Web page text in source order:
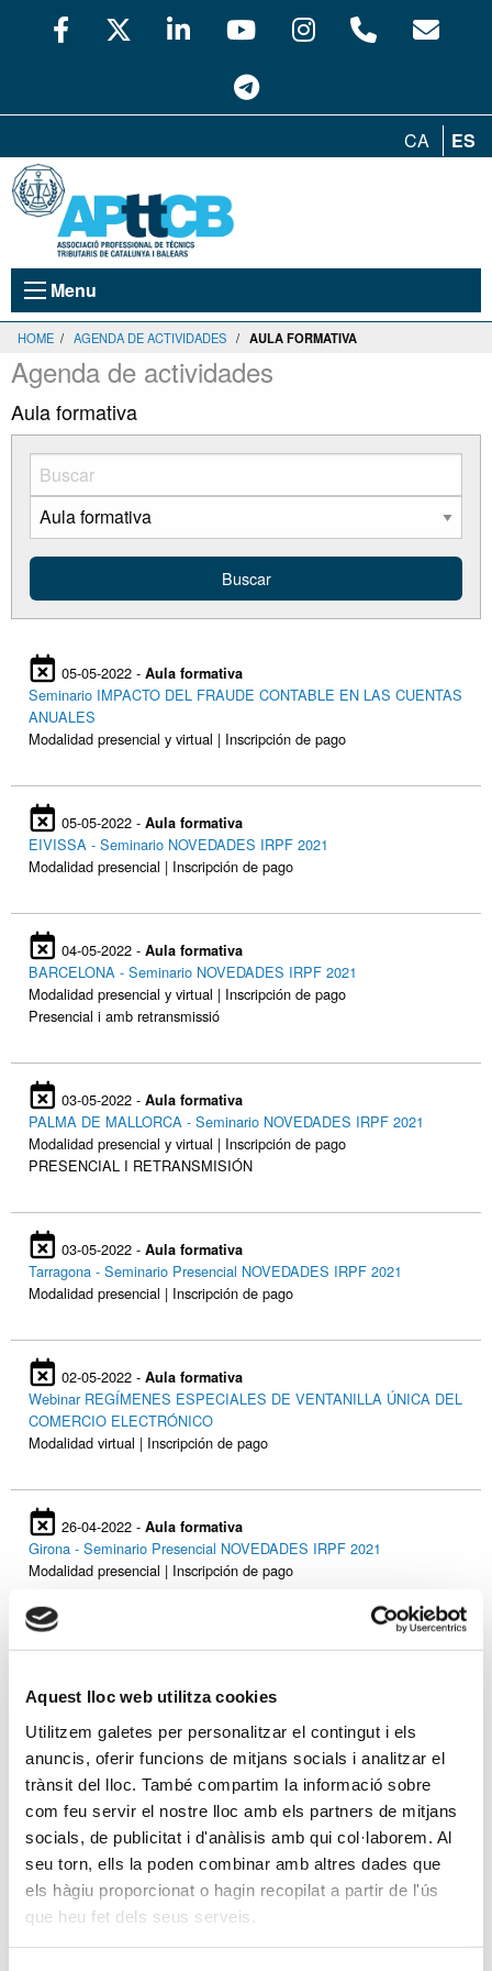
Aquest lloc web utilitza cookies
Utilitzem galetes per personalitzar el contingut i els
anuncis, oferir funcions de mitjans socials i analitzar el
trànsit del lloc. També compartim la informació sobre
com feu servir el nostre lloc amb els partners de mitjans
socials, de publicitat i d'anàlisis amb qui col·laborem. Al
seu torn, ells la poden combinar amb altres dades que
els hàgiu proporcionat o hagin recopilat a partir de l'ús
que heu fet dels seus serveis.
CA ES
Menu
HOME / AGENDA DE ACTIVIDADES / AULA FORMATIVA
Agenda de actividades
Aula formativa
05-05-2022 - Aula formativa
Seminario IMPACTO DEL FRAUDE CONTABLE EN LAS CUENTAS
ANUALES
Modalidad presencial y virtual | Inscripción de pago
05-05-2022 - Aula formativa
EIVISSA - Seminario NOVEDADES IRPF 2021
Modalidad presencial | Inscripción de pago
04-05-2022 - Aula formativa
BARCELONA - Seminario NOVEDADES IRPF 2021
Modalidad presencial y virtual | Inscripción de pago
Presencial i amb retransmissió
03-05-2022 - Aula formativa
PALMA DE MALLORCA - Seminario NOVEDADES IRPF 2021
Modalidad presencial y virtual | Inscripción de pago
PRESENCIAL I RETRANSMISIÓN
03-05-2022 - Aula formativa
Tarragona - Seminario Presencial NOVEDADES IRPF 2021
Modalidad presencial | Inscripción de pago
02-05-2022 - Aula formativa
Webinar REGÍMENES ESPECIALES DE VENTANILLA ÚNICA DEL
COMERCIO ELECTRÓNICO
Modalidad virtual | Inscripción de pago
26-04-2022 - Aula formativa
Girona - Seminario Presencial NOVEDADES IRPF 2021
Modalidad presencial | Inscripción de pago
21-04-2022 -Aula formativa
FINANCIEROS
21-04-2022 -Aula formativa
Webinar REVISIÓN ANALÍTICA DE LOS ESTADOS FINANCIEROS
06-04-2022 - Aula formativa
Lleida - Curso Presencial NOVEDADES IRPF 2021